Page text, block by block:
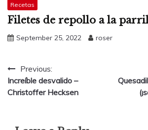
Recetas
Filetes de repollo a la
September 25, 2022 roser
Post
navigation
Previous:
Increíble desvalido –
Christoffer Hecksen